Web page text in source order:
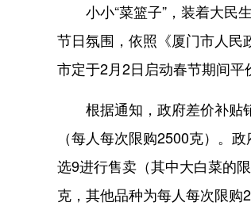
小小“菜篮子”，装着大民
节日氛围，依照《厦门市人
市定于2月2日启动春节期间平
根据通知，政府差价补贴
（每人每次限购2500克）。
选9进行售卖（其中大白菜的
克，其他品种为每人每次限购